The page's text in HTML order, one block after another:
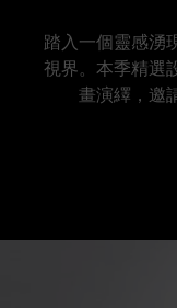
踏入一個靈感湧
視界。本季精選
畫演繹，邀